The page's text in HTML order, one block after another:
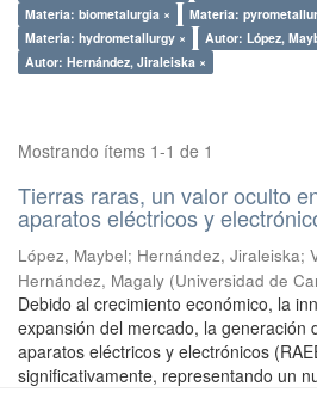
Materia: biometalurgia ×
Materia:
Materia: hydrometallurgy ×
Autor: López,
Autor: Hernández, Jiraleiska ×
Mostrando ítems 1-1 de 1
Tierras raras, un valor oculto
aparatos eléctricos y
López, Maybel; Hernández, Jiraleiska;
Hernández, Magaly (Universidad de
Debido al crecimiento económico, la
expansión del mercado, la generación
aparatos eléctricos y electrónicos
significativamente, representando un